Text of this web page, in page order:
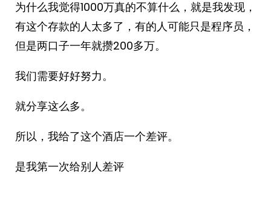
为什么我觉得1000万真的不算什么，就是我发现，
有这个存款的人太多了，有的人可能只是程序员，
但是两口子一年就攒200多万。
我们需要好好努力。
就分享这么多。
所以，我给了这个酒店一个差评。
是我第一次给别人差评